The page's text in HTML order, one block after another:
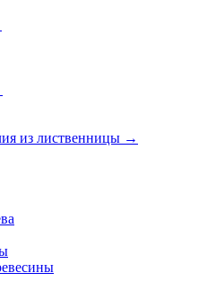
из лиственницы →